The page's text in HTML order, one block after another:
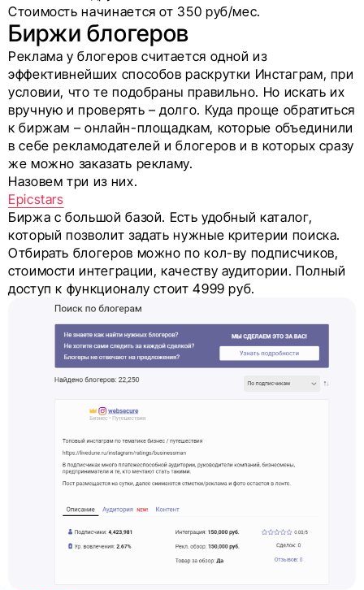
Стоимость начинается от 350 руб/мес.
Биржи блогеров
Реклама у блогеров считается одной из
эффективнейших способов раскрутки Инстаграм, при
условии, что те подобраны правильно. Но искать их
вручную и проверять – долго. Куда проще обратиться
к биржам – онлайн-площадкам, которые объединили
в себе рекламодателей и блогеров и в которых сразу
же можно заказать рекламу.
Назовем три из них.
Epicstars
Биржа с большой базой. Есть удобный каталог,
который позволит задать нужные критерии поиска.
Отбирать блогеров можно по кол-ву подписчиков,
стоимости интеграции, качеству аудитории. Полный
доступ к функционалу стоит 4999 руб.